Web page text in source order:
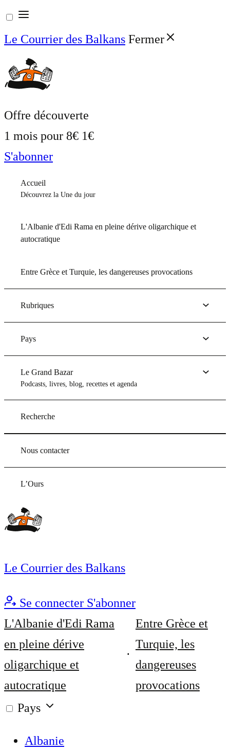
Aller
au
contenu
Le Courrier des Balkans Fermer
Offre découverte
1 mois pour 8€ 1€
S'abonner
Accueil
Découvrez la Une du jour
L'Albanie d'Edi Rama en pleine dérive oligarchique et
autocratique
Entre Grèce et Turquie, les dangereuses provocations
Rubriques
Pays
Le Grand Bazar
Podcasts, livres, blog, recettes et agenda
Recherche
Nous contacter
L’Ours
Le Courrier des Balkans
Se connecter S'abonner
L'Albanie d'Edi Rama
en pleine dérive
oligarchique et
autocratique
Entre Grèce et
Turquie, les
dangereuses
provocations
Pays
Albanie